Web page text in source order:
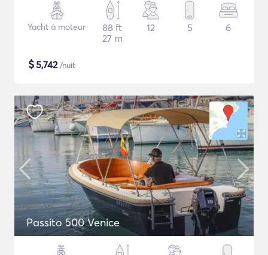
Yacht à moteur
88 ft
27 m
12 5 6
$5,742/nuit
Passito 500 Venice